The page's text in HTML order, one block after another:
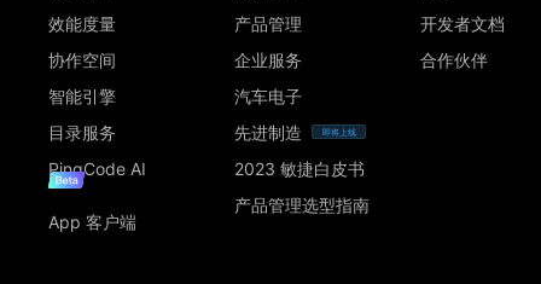
效能度量
协作空间
智能引擎
目录服务
PingCode AI
App 客户端
产品管理
企业服务
汽车电子
先进制造
即将上线
2023 敏捷白皮书
产品管理选型指南
开发者文档
合作伙伴